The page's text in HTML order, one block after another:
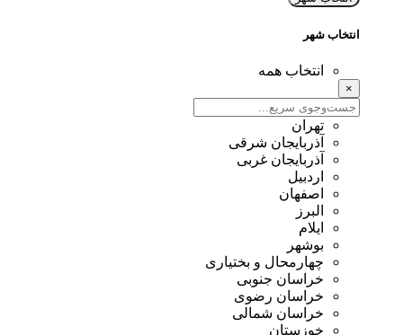
انتخاب شهر
انتخاب همه
×
تهران
آذربایجان شرقی
آذربایجان غربی
اردبیل
اصفهان
البرز
ایلام
بوشهر
چهارمحال و بختیاری
خراسان جنوبی
خراسان رضوی
خراسان شمالی
خوزستان